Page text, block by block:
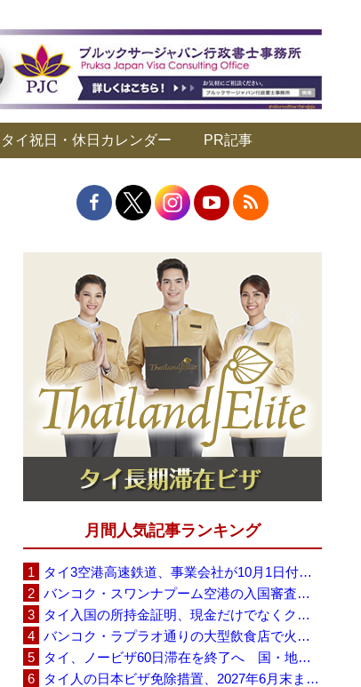
タイ祝日・休日カレンダー PR記事
月間人気記事ランキング
タイ3空港高速鉄道、事業会社が10月1日付の契約終了を通知 「現時点での撤退決定ではない」
バンコク・スワンナプーム空港の入国審査に長蛇の列、SNSで「3～4時間待ち」との投稿が拡散
タイ入国の所持金証明、現金だけでなくクレジットカードや銀行明細も提示可能
バンコク・ラプラオ通りの大型飲食店で火災、27人死亡・多数負傷
タイ、ノービザ60日滞在を終了へ 国・地域別に30日・15日へ再編
タイ人の日本ビザ免除措置、2027年6月末まで延長 不安広がる中でひとまず安堵